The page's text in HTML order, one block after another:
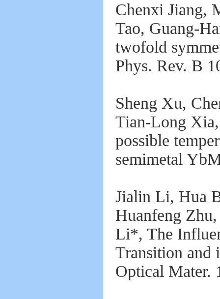
Chenxi Jiang,
Tao, Guang-
twofold
Phys. Rev. B
Sheng Xu,
Tian-Long
possible
semimetal
Jialin Li, Hua
Huanfeng
Li*, The
Transition and
Optical Mater.